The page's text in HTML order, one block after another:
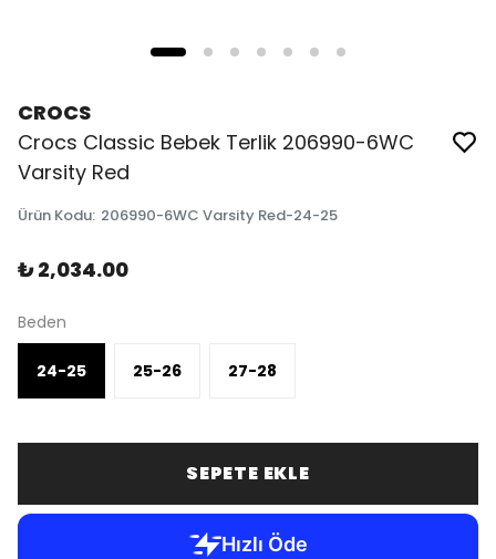
CROCS
Crocs Classic Bebek Terlik 206990-6WC
Varsity Red
Ürün Kodu: 206990-6WC Varsity Red-24-25
₺ 2,034.00
Beden
24-25 25-26 27-28
SEPETE EKLE